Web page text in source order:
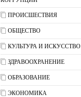
ПРОИСШЕСТВИЯ
ОБЩЕСТВО
КУЛЬТУРА И ИСКУССТВО
ЗДРАВООХРАНЕНИЕ
ОБРАЗОВАНИЕ
ЭКОНОМИКА